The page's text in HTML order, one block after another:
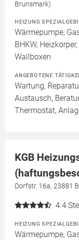
Brunsmark)
HEIZUNG
Wärmepumpe,
BHKW,
Wallboxen
ANGEBOTENE
Wartung,
Austausch,
Thermostat,
KGB
Dorfstr. 16a, 23881
4.4
HEIZUNG
Wärmepumpe,